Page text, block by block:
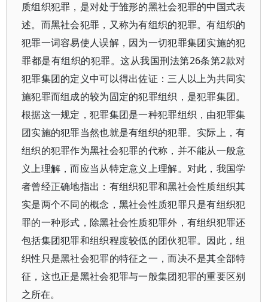
质组织犯罪，是对处于雏形的黑社会犯罪的中国式表
述。而黑社会犯罪，又称为有组织的犯罪。有组织的
犯罪一词容易使人误解，因为一切犯罪集团实施的犯
罪都是有组织的犯罪。这从我国刑法第26条第2款对
犯罪集团的定义中可以得出佐证：三人以上为共同实
施犯罪而组成的较为固定的犯罪组织，是犯罪集团。
根据这一规定，犯罪集团是一种犯罪组织，由犯罪集
团实施的犯罪当然也就是有组织的犯罪。实际上，有
组织的犯罪作为黑社会犯罪的代称，并不能从一般意
义上理解，而应当从特定意义上理解。对此，我国学
者曾经正确地指出：有组织犯罪和黑社会性质组织其
实是两个不同的概念，黑社会性质犯罪只是有组织犯
罪的一种形式，除黑社会性质犯罪外，有组织犯罪还
包括集团犯罪和组织程度较低的团伙犯罪。因此，组
织性只是黑社会犯罪的特征之一，而决不是其全部特
征，这也正是黑社会犯罪与一般集团犯罪的重要区别
之所在。